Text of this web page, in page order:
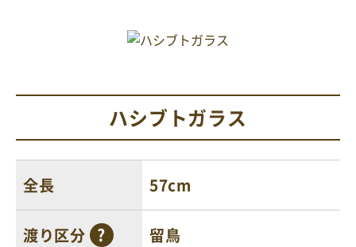
ハシブトガラス
全長 57cm
渡り区分 留鳥